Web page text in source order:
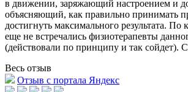
в движении, заряжающий настроением и
объясняющий, как правильно принимать
достигнуть максимального результата. По
еще не встречались физиотерапевты
(действовали по принципу и так сойдет).
Весь отзыв
Отзыв с портала Яндекс